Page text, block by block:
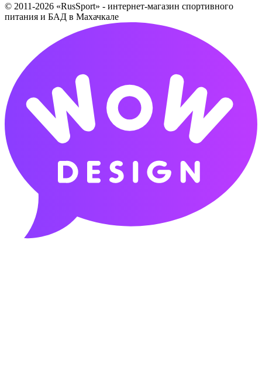
© 2011-2026 «RusSport» - интернет-магазин спортивного
питания и БАД в Махачкале